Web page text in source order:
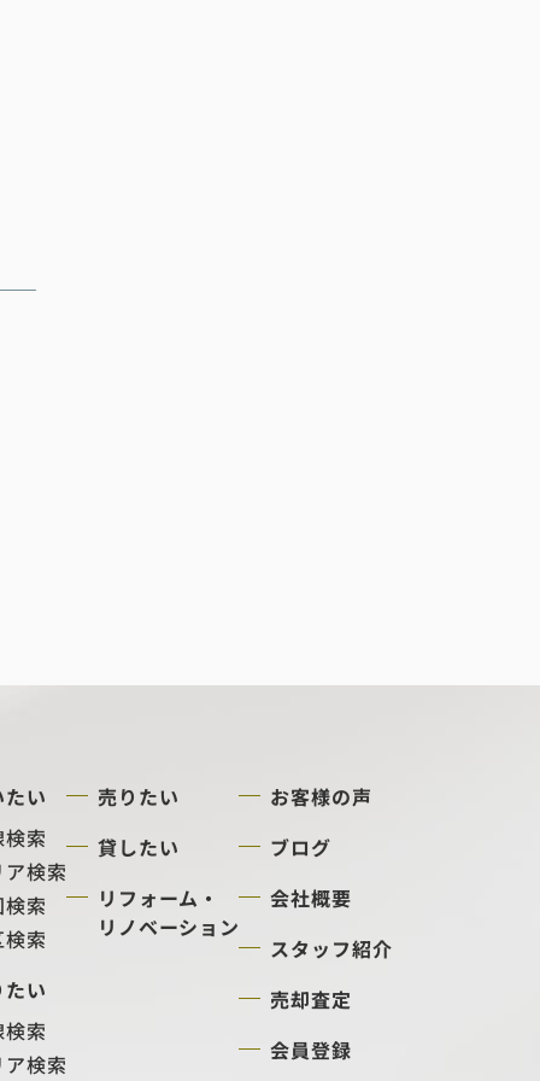
い
索
検索
索
索
い
索
検索
売りたい
貸したい
リフォーム・
リノベーション
お客様の声
ブログ
会社概要
スタッフ紹介
売却査定
会員登録